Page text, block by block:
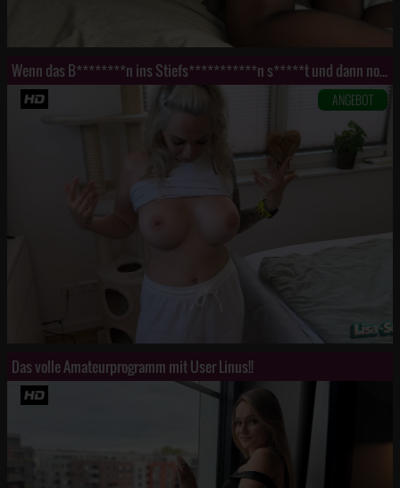
Wenn das B********n ins Stiefs***********n s*****t und dann noch seine Hand reinr***t!
ANGEBOT
Das volle Amateurprogramm mit User Linus!!